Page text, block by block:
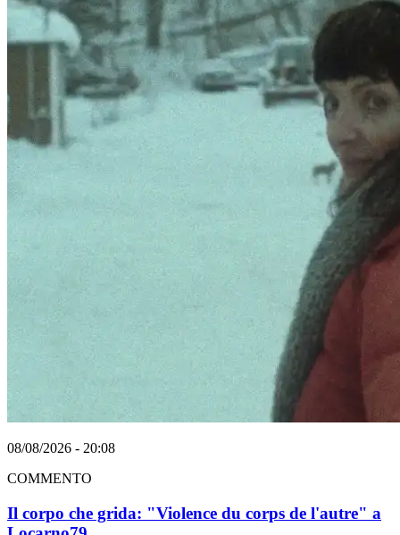
08/08/2026 - 20:08
COMMENTO
Il corpo che grida: "Violence du corps de l'autre" a